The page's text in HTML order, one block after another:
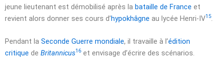
jeune lieutenant est démobilisé après la bataille de France et
revient alors donner ses cours d’hypokhâgne au lycée Henri-IV15
Pendant la Seconde Guerre mondiale, il travaille à l’édition
critique de Britannicus16 et envisage d’écrire des scénarios.